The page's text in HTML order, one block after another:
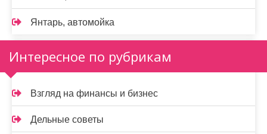
Янтарь, автомойка
Интересное по рубрикам
Взгляд на финансы и бизнес
Дельные советы